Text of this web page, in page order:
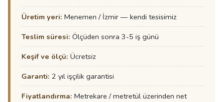
Üretim yeri: Menemen / İzmir — kendi tesisimiz
Teslim süresi: Ölçüden sonra 3-5 iş günü
Keşif ve ölçü: Ücretsiz
Garanti: 2 yıl işçilik garantisi
Fiyatlandırma: Metrekare / metretül üzerinden net